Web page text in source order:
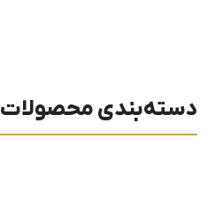
دسته‌بندی محصولات